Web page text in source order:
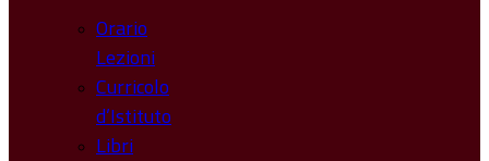
Orario
Lezioni
Curricolo
d’Istituto
Libri